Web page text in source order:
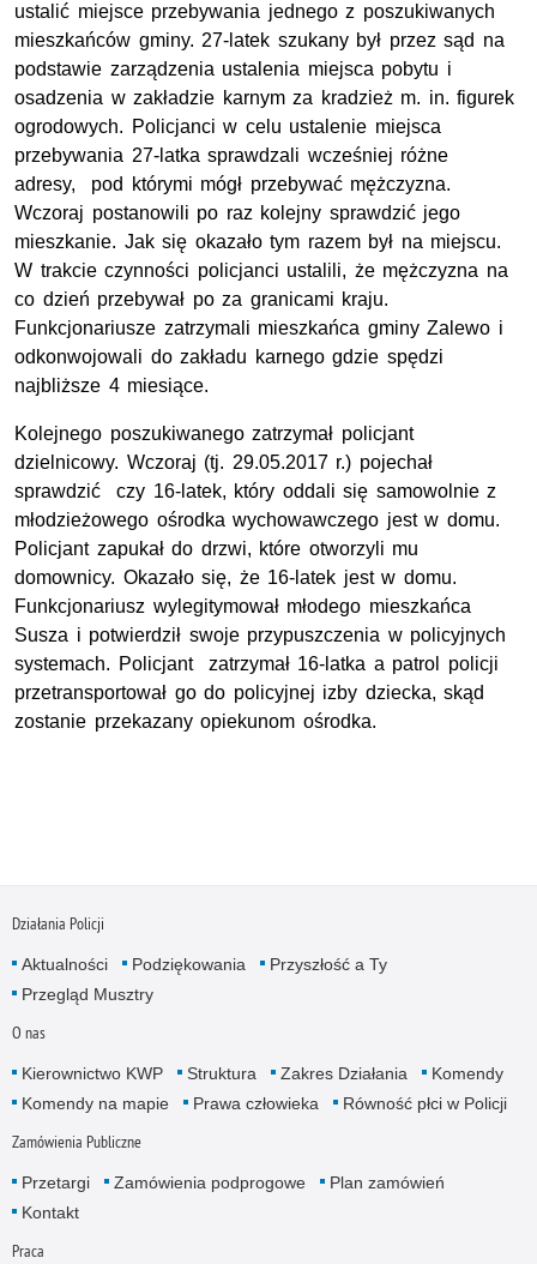
ustalić miejsce przebywania jednego z poszukiwanych
mieszkańców gminy. 27-latek szukany był przez sąd na
podstawie zarządzenia ustalenia miejsca pobytu i
osadzenia w zakładzie karnym za kradzież m. in. figurek
ogrodowych. Policjanci w celu ustalenie miejsca
przebywania 27-latka sprawdzali wcześniej różne
adresy, pod którymi mógł przebywać mężczyzna.
Wczoraj postanowili po raz kolejny sprawdzić jego
mieszkanie. Jak się okazało tym razem był na miejscu.
W trakcie czynności policjanci ustalili, że mężczyzna na
co dzień przebywał po za granicami kraju.
Funkcjonariusze zatrzymali mieszkańca gminy Zalewo i
odkonwojowali do zakładu karnego gdzie spędzi
najbliższe 4 miesiące.
Kolejnego poszukiwanego zatrzymał policjant
dzielnicowy. Wczoraj (tj. 29.05.2017 r.) pojechał
sprawdzić czy 16-latek, który oddali się samowolnie z
młodzieżowego ośrodka wychowawczego jest w domu.
Policjant zapukał do drzwi, które otworzyli mu
domownicy. Okazało się, że 16-latek jest w domu.
Funkcjonariusz wylegitymował młodego mieszkańca
Susza i potwierdził swoje przypuszczenia w policyjnych
systemach. Policjant zatrzymał 16-latka a patrol policji
przetransportował go do policyjnej izby dziecka, skąd
zostanie przekazany opiekunom ośrodka.
Działania Policji
Aktualności Podziękowania
Przyszłość a Ty
Przegląd Musztry
O nas
Kierownictwo KWP Struktura Zakres Działania
Komendy
Komendy na mapie
Prawa człowieka Równość płci w Policji
Zamówienia Publiczne
Przetargi Zamówienia podprogowe
Plan zamówień
Kontakt
Praca